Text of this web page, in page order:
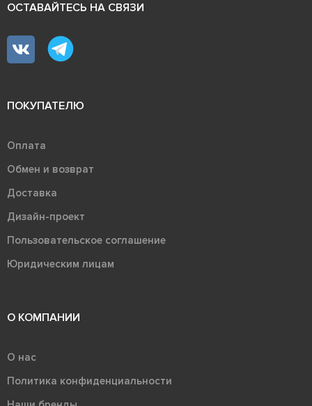
ОСТАВАЙТЕСЬ НА СВЯЗИ
ПОКУПАТЕЛЮ
Оплата
Обмен и возврат
Доставка
Дизайн-проект
Пользовательское соглашение
Юридическим лицам
О КОМПАНИИ
О нас
Политика конфиденциальности